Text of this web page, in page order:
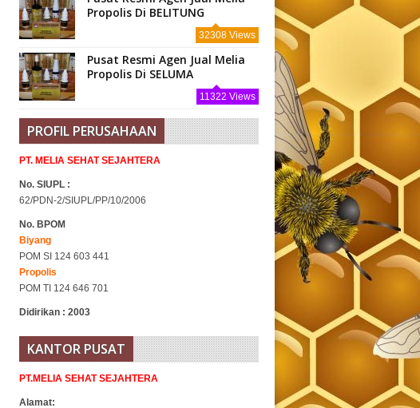
Propolis Di BELITUNG
32308 Views
Pusat Resmi Agen Jual Melia
Propolis Di SELUMA
11322 Views
PROFIL PERUSAHAAN
PT. MELIA SEHAT SEJAHTERA
No. SIUPL :
62/PDN-2/SIUPL/PP/10/2006
No. BPOM
Biyang
POM SI 124 603 441
Propolis
POM TI 124 646 701
Didirikan : 2003
KANTOR PUSAT
PT.MELIA SEHAT SEJAHTERA
Alamat: